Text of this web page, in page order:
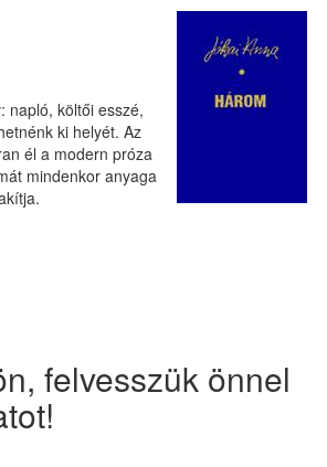
napló, költői esszé,
ki helyét. Az
él a modern próza
mindenkor anyaga
felvesszük önnel